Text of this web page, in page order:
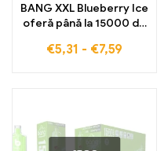
BANG XXL Blueberry Ice
oferă până la 15000 de
delicioasă de afine
€5,31 - €7,59